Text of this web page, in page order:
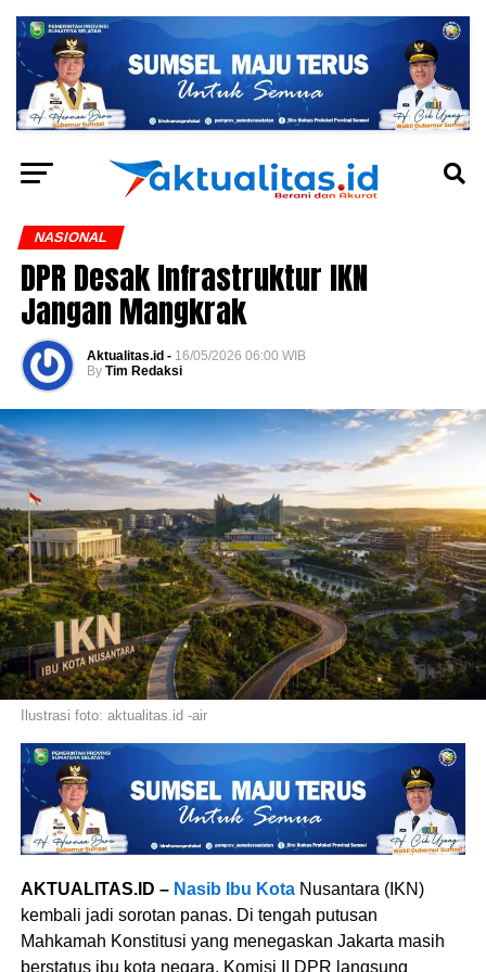
NASIONAL
DPR Desak Infrastruktur IKN
Jangan Mangkrak
Aktualitas.id - 16/05/2026 06:00 WIB
By Tim Redaksi
Ilustrasi foto: aktualitas.id -air
AKTUALITAS.ID – Nasib Ibu Kota Nusantara (IKN)
kembali jadi sorotan panas. Di tengah putusan
Mahkamah Konstitusi yang menegaskan Jakarta masih
berstatus ibu kota negara, Komisi II DPR langsung